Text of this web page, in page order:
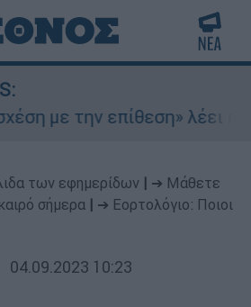
με την επίθεση» λέει η
των εφημερίδων
➔ Μάθετε
σήμερα
➔ Εορτολόγιο: Ποιοι
04.09.2023 10:23